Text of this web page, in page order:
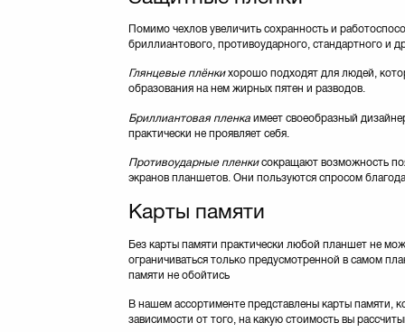
Vellini(8)
Помимо чехлов увеличить сохранность и
бриллиантового, противоударного, стандартного и
Глянцевые плёнкихорошо подходят для людей,
образования на нем жирных пятен и разводов.
Бриллиантовая пленка имеет своеобразный
практически не проявляет себя.
Противоударные пленкисокращают возможность
экранов планшетов. Они пользуются спросом
Карты памяти
Без карты памяти практически любой планшет не
ограничиваться только предусмотренной в самом
памяти не обойтись
В нашем ассортименте представлены карты памяти,
зависимости от того, на какую стоимость вы